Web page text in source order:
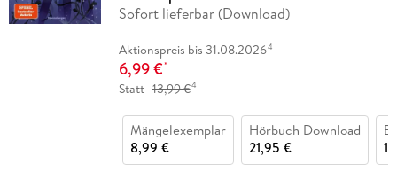
Sofort lieferbar (Download)
Aktionspreis bis 31.08.20264
6,99 €*
Statt 13,99 €4
Mängelexemplar
8,99 €
Hörbuch Download
21,95 €